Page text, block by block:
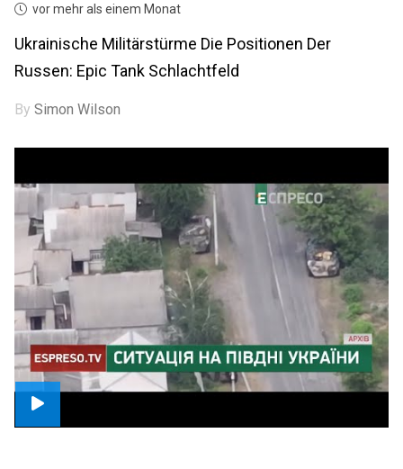
vor mehr als einem Monat
Ukrainische Militärstürme Die Positionen Der
Russen: Epic Tank Schlachtfeld
BySimon Wilson